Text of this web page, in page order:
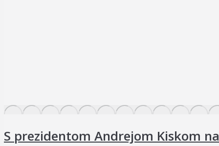
S prezidentom Andrejom Kiskom